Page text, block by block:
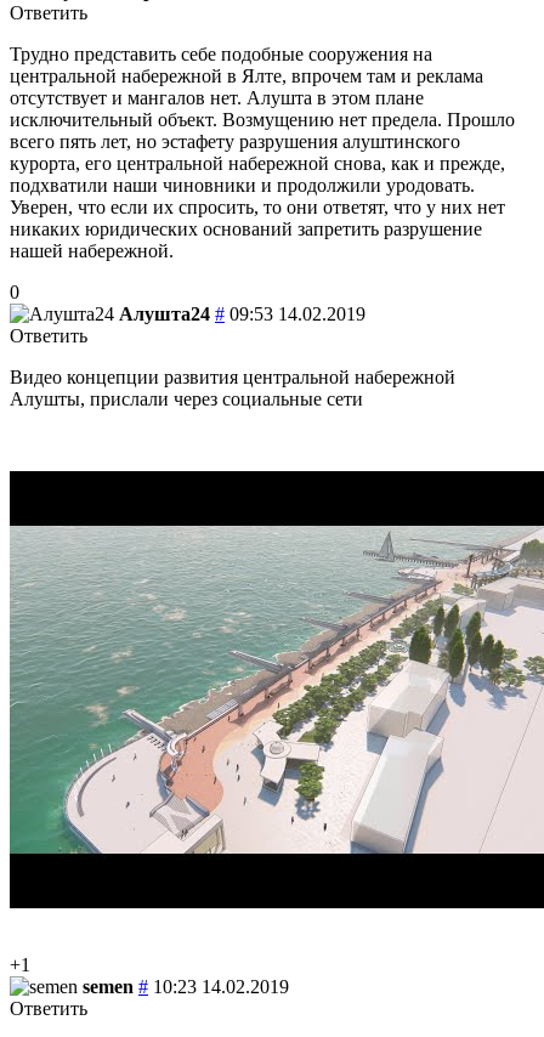
Ответить
Трудно представить себе подобные сооружения на
центральной набережной в Ялте, впрочем там и реклама
отсутствует и мангалов нет. Алушта в этом плане
исключительный объект. Возмущению нет предела. Прошло
всего пять лет, но эстафету разрушения алуштинского
курорта, его центральной набережной снова, как и прежде,
подхватили наши чиновники и продолжили уродовать.
Уверен, что если их спросить, то они ответят, что у них нет
никаких юридических оснований запретить разрушение
нашей набережной.
0
Алушта24 # 09:53 14.02.2019
Ответить
Видео концепции развития центральной набережной
Алушты, прислали через социальные сети
+1
semen # 10:23 14.02.2019
Ответить